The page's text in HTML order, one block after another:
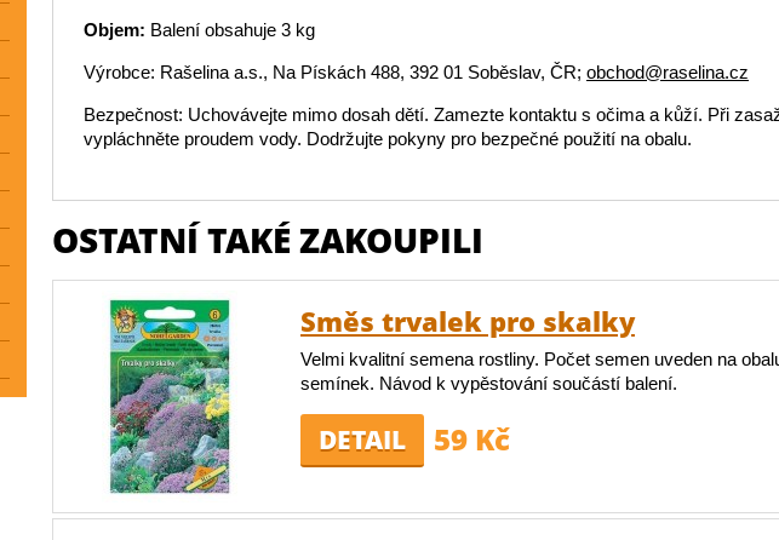
Objem: Balení obsahuje 3 kg
Výrobce: Rašelina a.s., Na Pískách 488, 392 01 Soběslav, ČR; obchod@raselina.cz
Bezpečnost: Uchovávejte mimo dosah dětí. Zamezte kontaktu s očima a kůží. Při
vypláchněte proudem vody. Dodržujte pokyny pro bezpečné použití na obalu.
OSTATNÍ TAKÉ ZAKOUPILI
Směs trvalek pro skalky
Velmi kvalitní semena rostliny. Počet semen uveden na
semínek. Návod k vypěstování součástí balení.
DETAIL 59 Kč